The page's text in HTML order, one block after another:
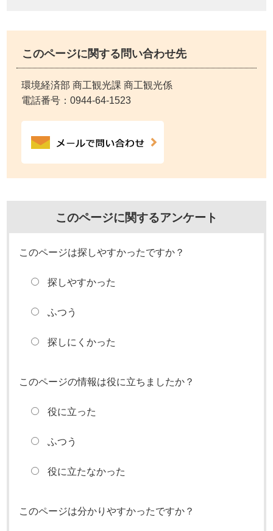
このページに関する問い合わせ先
環境経済部 商工観光課 商工観光係
電話番号：0944-64-1523
このページに関するアンケート
このページは探しやすかったですか？
探しやすかった
ふつう
探しにくかった
このページの情報は役に立ちましたか？
役に立った
ふつう
役に立たなかった
このページは分かりやすかったですか？